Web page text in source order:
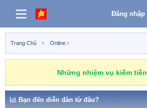
Đăng nhập
Trang Chủ Online
Những nhiệm vụ kiếm tiền
Bạn đến diễn đàn từ đâu?